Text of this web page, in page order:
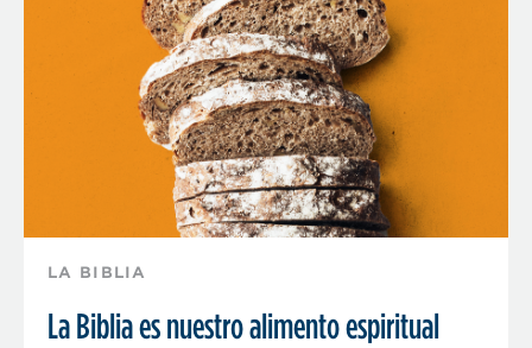
LA BIBLIA
La Biblia es nuestro alimento espiritual